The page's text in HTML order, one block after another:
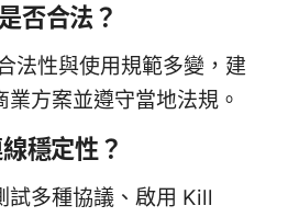
否合法？
法性與使用規範多變，建
方案並遵守當地法規。
穩定性？
試多種協議、啟用 Kill